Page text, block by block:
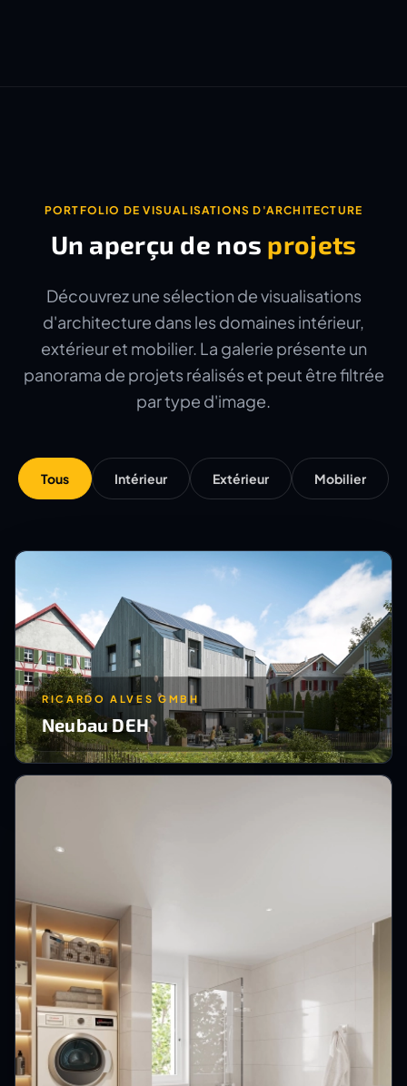
PORTFOLIO DE VISUALISATIONS D'ARCHITECTURE
Un aperçu de nos projets
Découvrez une sélection de visualisations
d'architecture dans les domaines intérieur,
extérieur et mobilier. La galerie présente un
panorama de projets réalisés et peut être filtrée
par type d'image.
Tous Intérieur Extérieur Mobilier
RICARDO ALVES GMBH
Neubau DEH